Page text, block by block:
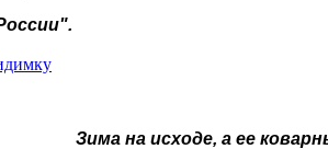
Зима на исходе, а ее